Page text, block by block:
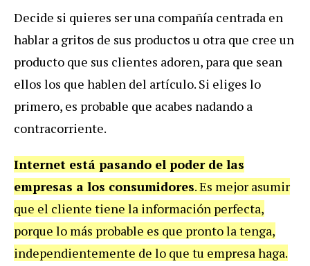
Decide si quieres ser una compañía centrada en
hablar a gritos de sus productos u otra que cree un
producto que sus clientes adoren, para que sean
ellos los que hablen del artículo. Si eliges lo
primero, es probable que acabes nadando a
contracorriente.
Internet está pasando el poder de las
empresas a los consumidores. Es mejor asumir
que el cliente tiene la información perfecta,
porque lo más probable es que pronto la tenga,
independientemente de lo que tu empresa haga.